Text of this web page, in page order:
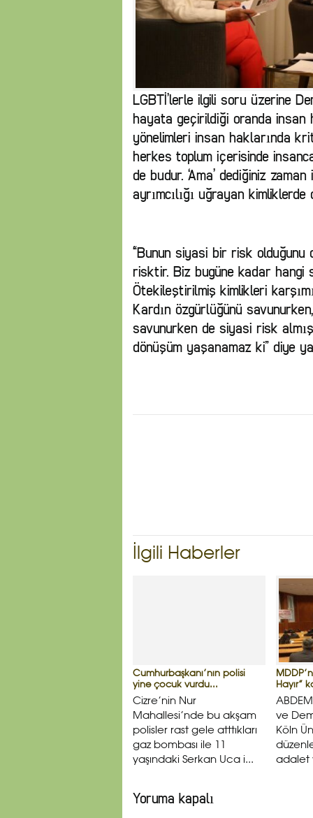
LGBTİ’lerle ilgili soru üzerine
hayata geçirildiği oranda insan
yönelimleri insan haklarında
herkes toplum içerisinde
de budur. ‘Ama’ dediğiniz
ayrımcılığı uğrayan
“Bunun siyasi bir risk olduğunu
risktir. Biz bugüne kadar hangi
Ötekileştirilmiş kimlikleri
Kardın özgürlüğünü
savunurken de siyasi risk
dönüşüm yaşanamaz ki” diye
İlgili Haberler
Cumhurbaşkanı’nın polisi
yine çocuk vurdu...
Cizre’nin Nur
Mahallesi’nde bu akşam
polisler rast gele atttıkları
gaz bombası ile 11
yaşındaki Serkan Uca i...
Hayır”
ve
Köln
adalet
Yoruma kapalı